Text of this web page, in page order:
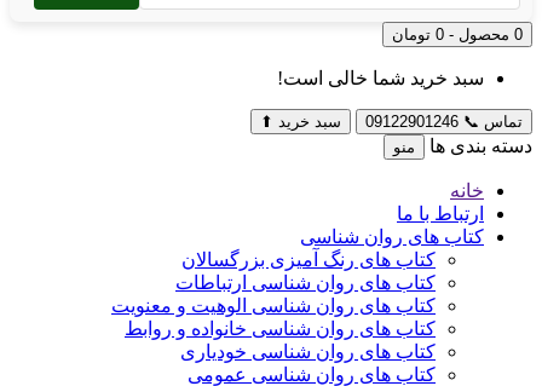
0 محصول - 0 تومان
سبد خرید شما خالی است!
تماس 📞
09122901246 سبد خرید ⬆
دسته بندی ها منو
خانه
ارتباط با ما
کتاب های روان شناسی
کتاب های رنگ آمیزی بزرگسالان
کتاب های روان شناسی ارتباطات
کتاب های روان شناسی الوهیت و معنویت
کتاب های روان شناسی خانواده و روابط
کتاب های روان شناسی خودیاری
کتاب های روان شناسی عمومی